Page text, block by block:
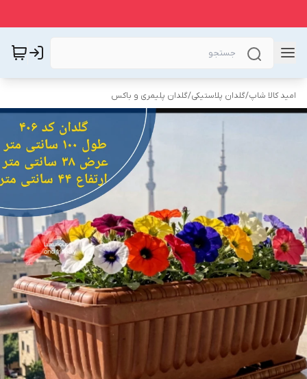
امید کالا شاپ/گلدان پلاستیکی/گلدان پلیمری و باکس